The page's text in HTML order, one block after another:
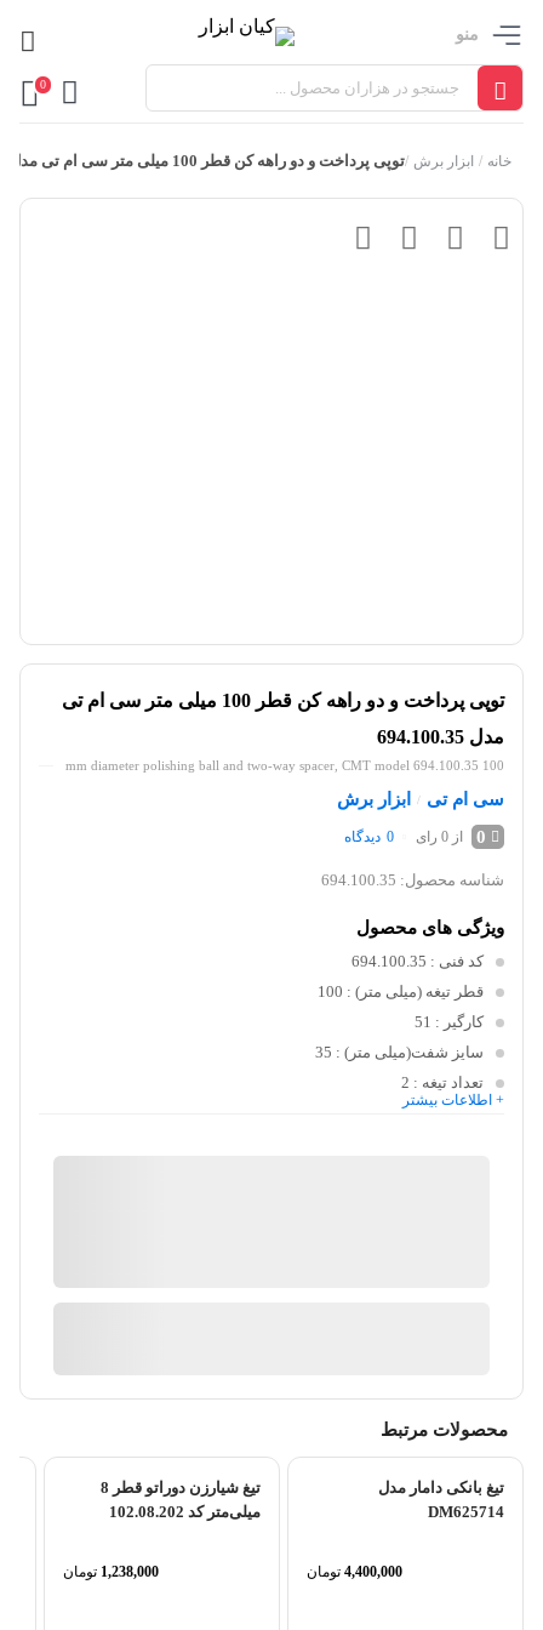
منو
0
خانه / ابزار برش /توپی پرداخت و دو راهه کن قطر 100 میلی متر سی ام تی مدل 694.100.35
توپی پرداخت و دو راهه کن قطر 100 میلی متر سی ام تی
مدل 694.100.35
100 mm diameter polishing ball and two-way spacer, CMT model 694.100.35
سی ام تی /
ابزار برش
0
از 0 رای 0 دیدگاه
شناسه محصول: 694.100.35
ویژگی های محصول
کد فنی : 694.100.35
قطر تیغه (میلی متر) : 100
کارگیر : 51
سایز شفت(میلی متر) : 35
تعداد تیغه : 2
+ اطلاعات بیشتر
محصولات مرتبط
تیغ بانکی دامار مدل
DM625714
4,400,000 تومان
تیغ شیارزن دوراتو قطر 8
میلی‌متر کد 102.08.202
1,238,000 تومان